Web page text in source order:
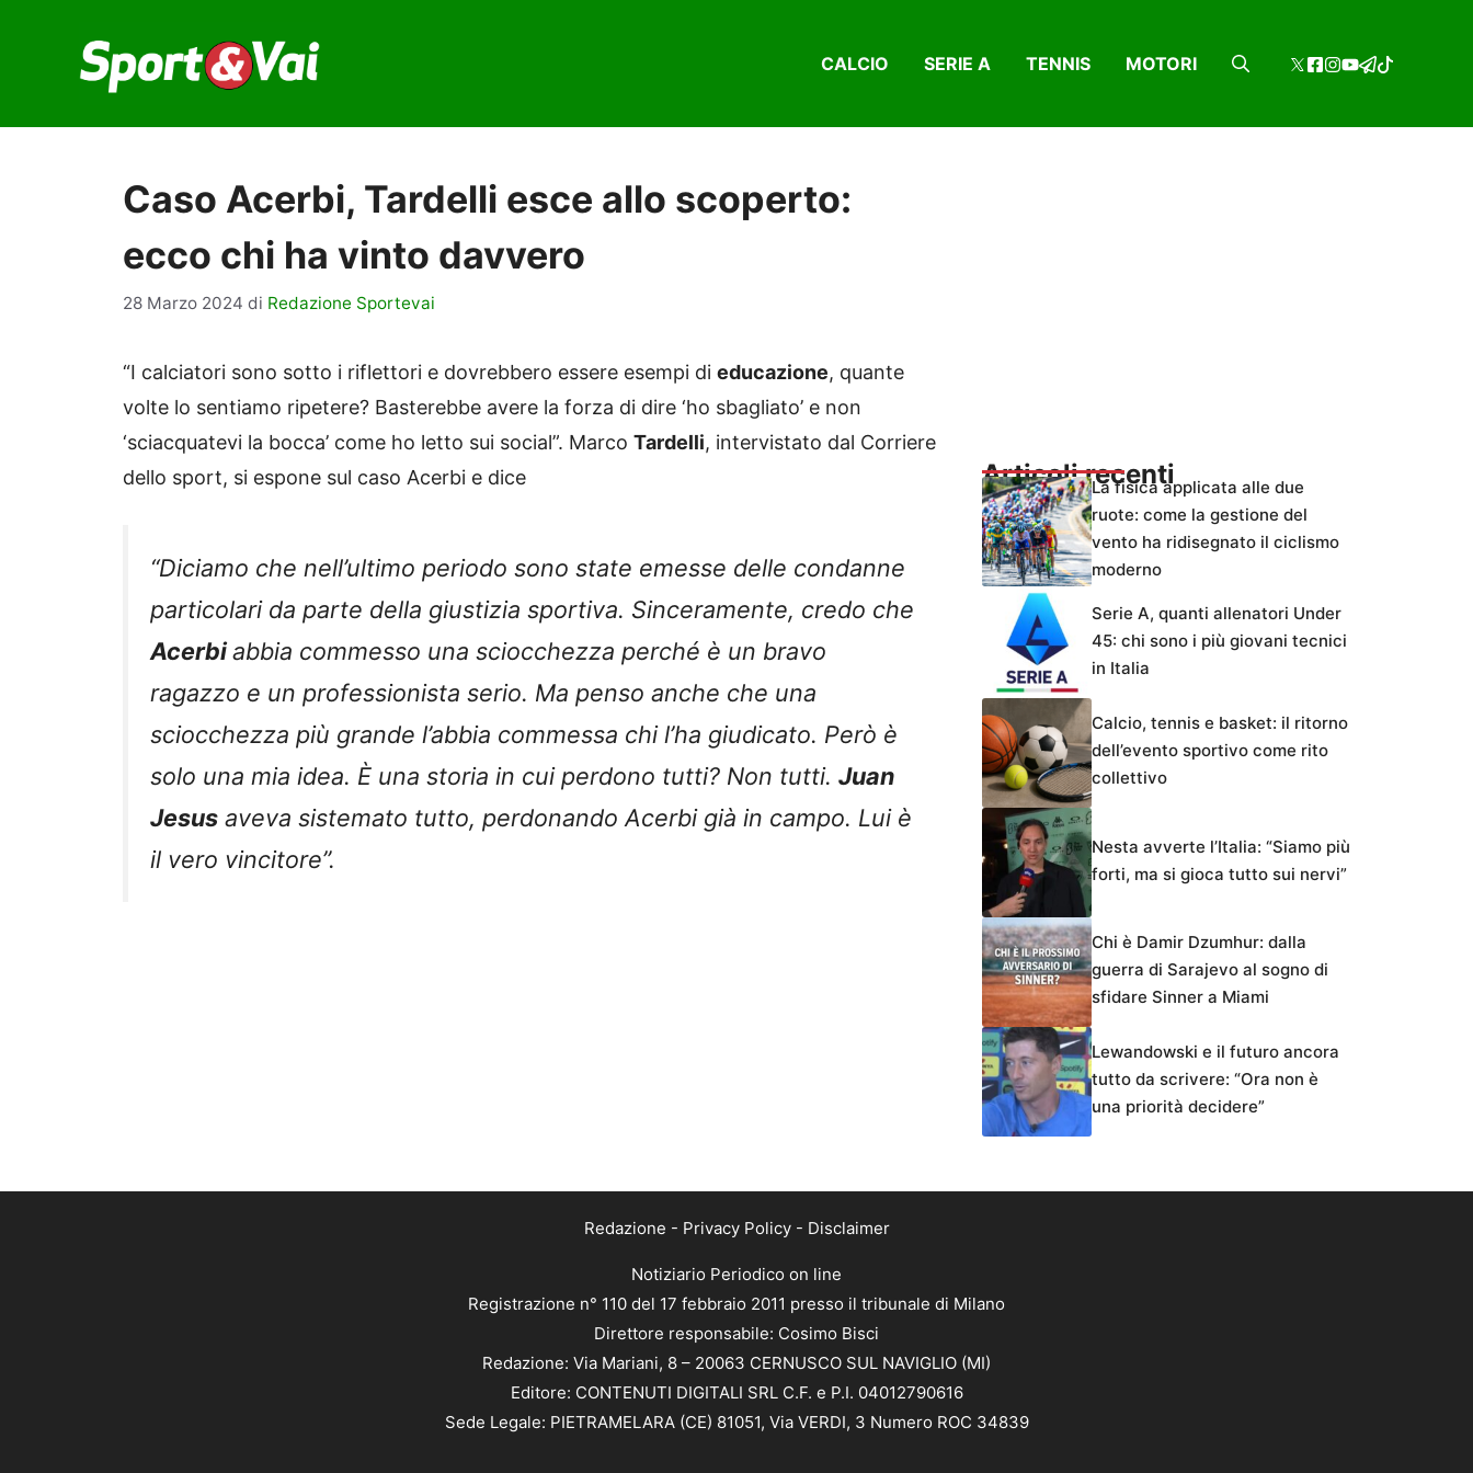
contenuto
CALCIO SERIE A TENNIS MOTORI
Caso Acerbi, Tardelli esce allo scoperto:
ecco chi ha vinto davvero
28 Marzo 2024 di Redazione Sportevai
“I calciatori sono sotto i riflettori e dovrebbero essere esempi di educazione, quante
volte lo sentiamo ripetere? Basterebbe avere la forza di dire ‘ho sbagliato’ e non
‘sciacquatevi la bocca’ come ho letto sui social”. Marco Tardelli, intervistato dal Corriere
dello sport, si espone sul caso Acerbi e dice
“Diciamo che nell’ultimo periodo sono state emesse delle condanne
particolari da parte della giustizia sportiva. Sinceramente, credo che
Acerbiabbia commesso una sciocchezza perché è un bravo
ragazzo e un professionista serio. Ma penso anche che una
sciocchezza più grande l’abbia commessa chi l’ha giudicato. Però è
solo una mia idea. È una storia in cui perdono tutti? Non tutti. Juan
Jesus aveva sistemato tutto, perdonando Acerbi già in campo. Lui è
il vero vincitore”.
Articoli recentiLa fisica applicata alle due
ruote: come la gestione del
vento ha ridisegnato il ciclismo
moderno
Serie A, quanti allenatori Under
45: chi sono i più giovani tecnici
in Italia
Calcio, tennis e basket: il ritorno
dell’evento sportivo come rito
collettivo
Nesta avverte l’Italia: “Siamo più
forti, ma si gioca tutto sui nervi”
Chi è Damir Dzumhur: dalla
guerra di Sarajevo al sogno di
sfidare Sinner a Miami
Lewandowski e il futuro ancora
tutto da scrivere: “Ora non è
una priorità decidere”
Redazione - Privacy Policy- Disclaimer
Notiziario Periodico on line
Registrazione n° 110 del 17 febbraio 2011 presso il tribunale di Milano
Direttore responsabile: Cosimo Bisci
Redazione: Via Mariani, 8 – 20063 CERNUSCO SUL NAVIGLIO (MI)
Editore: CONTENUTI DIGITALI SRL C.F. e P.I. 04012790616
Sede Legale: PIETRAMELARA (CE) 81051, Via VERDI, 3 Numero ROC 34839